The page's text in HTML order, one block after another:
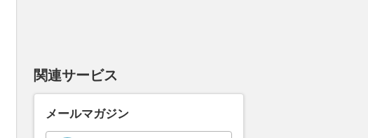
関連サービス
メールマガジン